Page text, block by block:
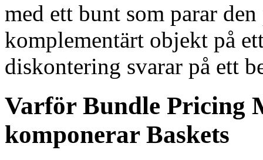
med ett bunt som parar
komplementärt objekt på
diskontering svarar på ett
Varför Bundle Pricing
komponerar Baskets